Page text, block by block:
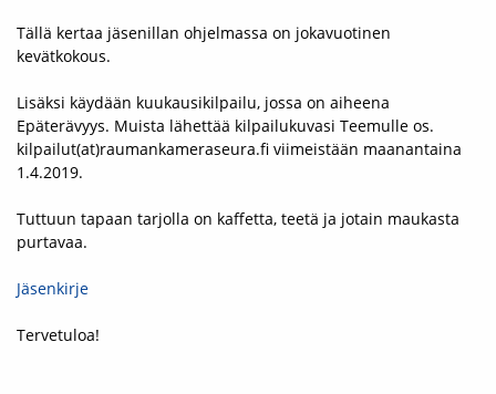
Tällä kertaa jäsenillan ohjelmassa on jokavuotinen
kevätkokous.
Lisäksi käydään kuukausikilpailu, jossa on aiheena
Epäterävyys. Muista lähettää kilpailukuvasi Teemulle os.
kilpailut(at)raumankameraseura.fi viimeistään maanantaina
1.4.2019.
Tuttuun tapaan tarjolla on kaffetta, teetä ja jotain maukasta
purtavaa.
Jäsenkirje
Tervetuloa!